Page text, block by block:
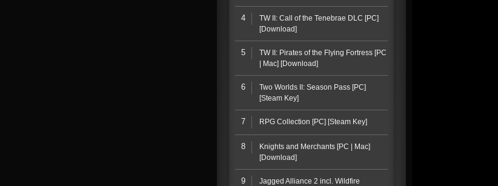
4
TW II: Call of the Tenebrae DLC [PC]
[Download]
5
TW II: Pirates of the Flying Fortress [PC
| Mac] [Download]
6
Two Worlds II: Season Pass [PC]
[Steam Key]
7 RPG Collection [PC] [Steam Key]
8
Knights and Merchants [PC | Mac]
[Download]
9 Jagged Alliance 2 incl. Wildfire